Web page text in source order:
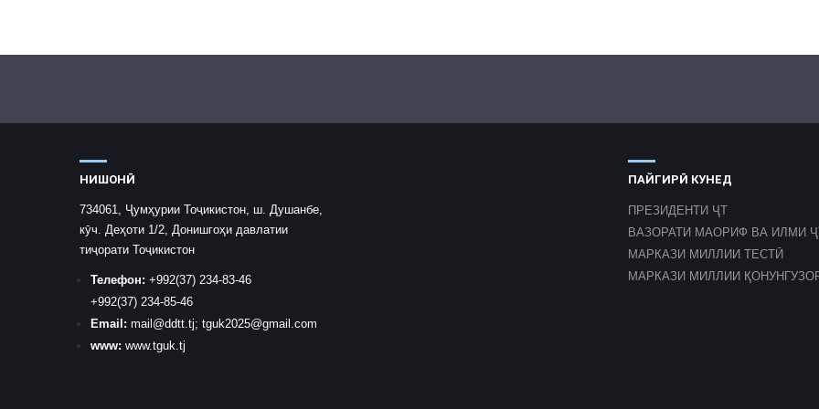
НИШОНӢ
734061, Ҷумҳурии Тоҷикистон, ш. Душанбе,
кӯч. Деҳоти 1/2, Донишгоҳи давлатии
тиҷорати Тоҷикистон
Телефон: +992(37) 234-83-46
+992(37) 234-85-46
Email: mail @ddtt.tj; tguk2025@gmail.com
www: www.tguk.tj
ПАЙГИРӢ КУНЕД
ПРЕЗИДЕНТИ ҶТ
ВАЗОРАТИ МАОРИФ ВА ИЛМИ
МАРКАЗИ МИЛЛИИ ТЕСТӢ
МАРКАЗИ МИЛЛИИ